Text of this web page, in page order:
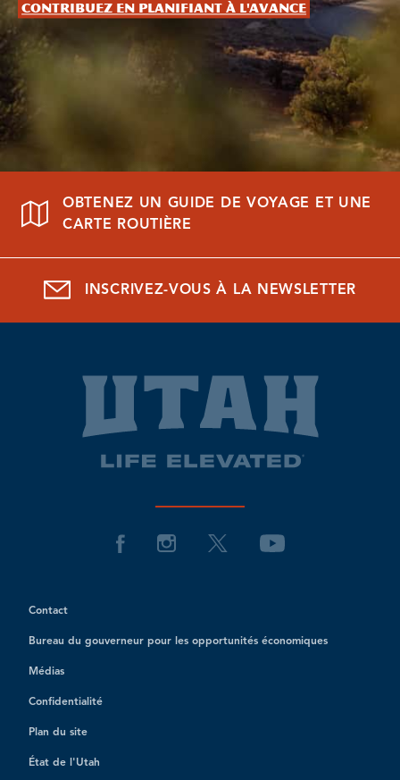
Contribuez en planifiant à l'avance
OBTENEZ UN GUIDE DE VOYAGE ET UNE
CARTE ROUTIÈRE
INSCRIVEZ-VOUS À LA NEWSLETTER
Contact
Bureau du gouverneur pour les opportunités économiques
Médias
Confidentialité
Plan du site
État de l'Utah